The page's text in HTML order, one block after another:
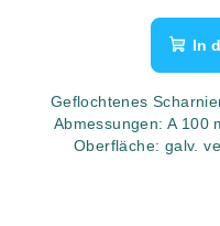
In
Geflochtenes
Abmessungen: A 100
Oberfläche: galv.